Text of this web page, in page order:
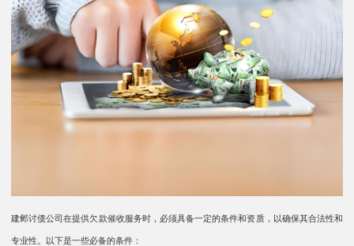
建邺讨债公司在提供欠款催收服务时，必须具备一定的条件和资质，以确保其合法性和
专业性。以下是一些必备的条件：